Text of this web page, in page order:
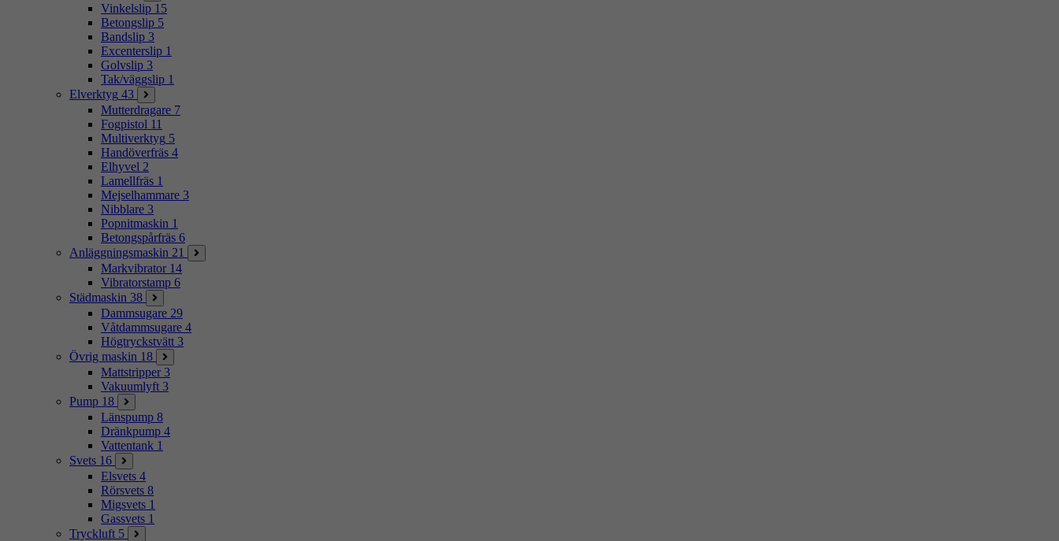
Vinkelslip 15
Betongslip 5
Bandslip 3
Excenterslip 1
Golvslip 3
Tak/väggslip 1
Elverktyg 43
Mutterdragare 7
Fogpistol 11
Multiverktyg 5
Handöverfräs 4
Elhyvel 2
Lamellfräs 1
Mejselhammare 3
Nibblare 3
Popnitmaskin 1
Betongspårfräs 6
Anläggningsmaskin 21
Markvibrator 14
Vibratorstamp 6
Städmaskin 38
Dammsugare 29
Våtdammsugare 4
Högtryckstvätt 3
Övrig maskin 18
Mattstripper 3
Vakuumlyft 3
Pump 18
Länspump 8
Dränkpump 4
Vattentank 1
Svets 16
Elsvets 4
Rörsvets 8
Migsvets 1
Gassvets 1
Tryckluft 5